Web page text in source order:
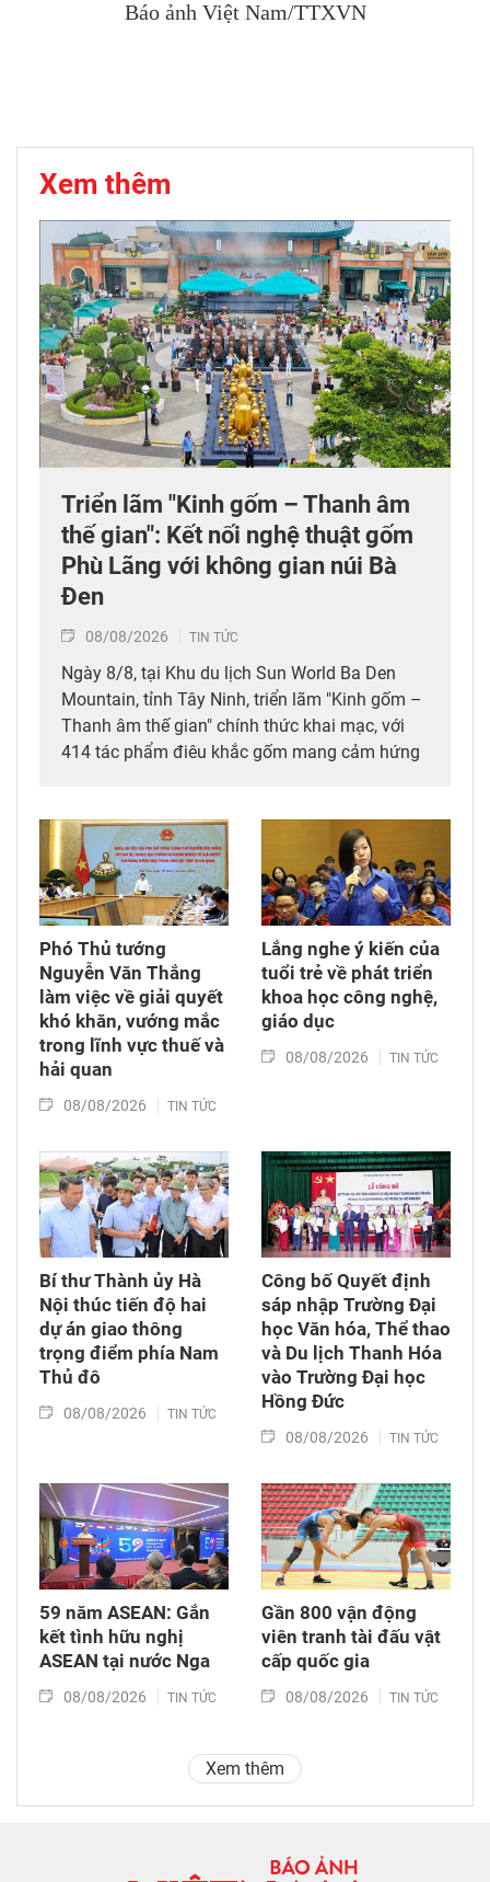
Báo ảnh Việt Nam/TTXVN
Xem thêm
Triển lãm "Kinh gốm – Thanh âm
thế gian": Kết nối nghệ thuật gốm
Phù Lãng với không gian núi Bà
Đen
08/08/2026 TIN TỨC
Ngày 8/8, tại Khu du lịch Sun World Ba Den
Mountain, tỉnh Tây Ninh, triển lãm "Kinh gốm –
Thanh âm thế gian" chính thức khai mạc, với
414 tác phẩm điêu khắc gốm mang cảm hứng
Ninh, các nghệ nhân làng nghề Phù Lãng (tỉnh
Bắc Ninh) và đông đảo du khách trong, ngoài
nước.
Phó Thủ tướng
Nguyễn Văn Thắng
làm việc về giải quyết
khó khăn, vướng mắc
trong lĩnh vực thuế và
hải quan
08/08/2026 TIN TỨC
Lắng nghe ý kiến của
tuổi trẻ về phát triển
khoa học công nghệ,
giáo dục
08/08/2026 TIN TỨC
Bí thư Thành ủy Hà
Nội thúc tiến độ hai
dự án giao thông
trọng điểm phía Nam
Thủ đô
08/08/2026 TIN TỨC
Công bố Quyết định
sáp nhập Trường Đại
học Văn hóa, Thể thao
và Du lịch Thanh Hóa
vào Trường Đại học
Hồng Đức
08/08/2026 TIN TỨC
59 năm ASEAN: Gắn
kết tình hữu nghị
ASEAN tại nước Nga
08/08/2026 TIN TỨC
Gần 800 vận động
viên tranh tài đấu vật
cấp quốc gia
08/08/2026 TIN TỨC
Xem thêm